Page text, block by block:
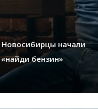
начали
бензин»